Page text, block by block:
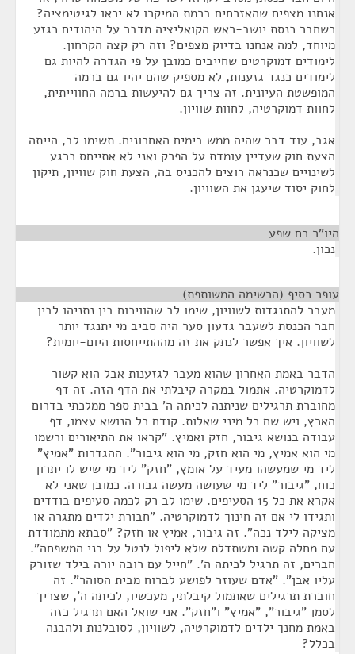
אנחנו מצפים שהאזרחים ברמת המיקרו לא יראו לגיטימציה?
כשחבר כנסת יושב-ראש הקואליציה מדבר על היהודים כגזע
מיוחד, למה אנחנו בדיוק מצפים? וזה רק קצה הקרחון.
לימודים דמוקרטים שחייבים כמובן על פי הגדרה להיות גם
לימודים כנגד גזענות, לא מספיק שהם יהיו גם ברמה
המופשטת העיונית. זה צריך גם להיעשות ברמה החווייתית,
לחוות דמוקרטיה, לחוות שוויון.
אגב, עוד דבר שהיה ממש בימים האחרונים. תשימו לב, הייתה
הצעת חוק שעדיין עומדת על הפרק ואני לא אתייחס כרגע
לשינויים שכנראה רוצים להכניס בה, הצעת חוק שוויון, תיקון
לחוק יסוד שיעגן את השוויון.
היו"ר רם שפע
נכון.
עופר כסיף (הרשימה המשותפת)
מעבר להתנגדות לשוויון, שימו לב שהוויכוח בין נתניהו לבין
חבר הכנסת לשעבר גדעון סער היה סביב מי יתנגד יותר
לשוויון. איך אפשר לנתק את זה מההתייחסות היום-יומית?
הדבר באמת האחרון שהוא מעבר לגזענות אבל הוא קשור
לדמוקרטיה. אתמול במקרה קיבלתי את הדף הזה. זה דף
מחוברת תרגילים שניתנה לכיתה ה' בבית ספר ממלכתי בדרום
הארץ, ויש שם כל מיני שאלות. קודם כל הנושא עצמו, דף
עבודה בנושא גיבור, חזק ואמיץ. "קראו את התיאורים ורשמו
מי הוא אמיץ, מי הוא חזק, מי הוא גיבור". ההגדרות "אמיץ"
ליד מי שמעשהו מעיד על אומץ, "חזק" ליד מי שיש לו יתרון
כוח, "גיבור" ליד מי שעושה מעשה גבורה. כמובן שאני לא
אקרא את כל 15 הסעיפים. שימו לב רק לכמה סעיפים בודדים
ותגידו לי אם זה חינוך לדמוקרטיה. "חבורת ילדים מתגרה או
מציקה לילד נכה". זה גיבור, אמיץ או חזק? "סבתא מתמודדת
עם מחלה קשה ומשתדלת שלא ליפול לנטל על בני המשפחה".
חברים, זה תרגיל לכיתה ה'. "חייל עם רובה יורה בילד שזורק
עליו אבן". "אדם שעוזר לפושע לברוח מבית הסוהר". זה
חוברת תרגילים שאתמול קיבלתי, מעכשיו, לכיתה ה', שצריך
לסמן "גיבור", "אמיץ" ו"חזק". אני שואל האם תרגיל כזה
באמת מחנך ילדים לדמוקרטיה, לשוויון, לסובלנות ולהבנה
בכלל?